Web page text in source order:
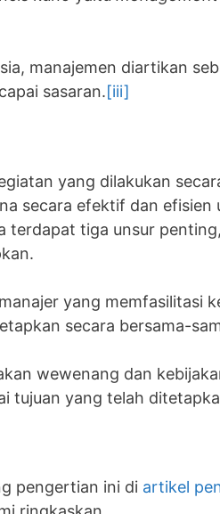
manajemen diartikan
sasaran.[iii]
yang dilakukan
secara efektif dan efisien
terdapat tiga unsur
yang memfasilitasi
secara bersama-
wewenang dan
tujuan yang telah
pengertian ini di artikel